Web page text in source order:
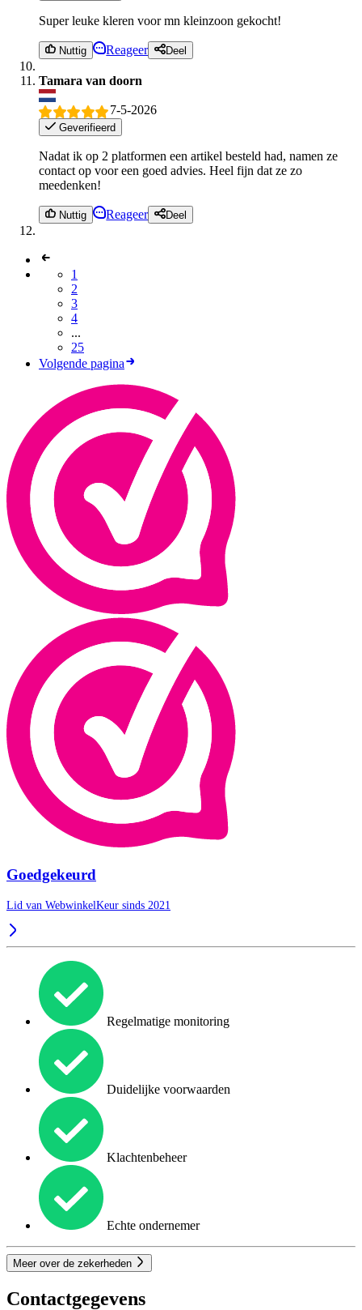
Super leuke kleren voor mn kleinzoon gekocht!
Nuttig Reageer Deel
Tamara van doorn
7-5-2026
Geverifieerd
Nadat ik op 2 platformen een artikel besteld had, namen ze
contact op voor een goed advies. Heel fijn dat ze zo
meedenken!
Nuttig Reageer Deel
1
2
3
4
...
25
Volgende pagina
Goedgekeurd
Lid van WebwinkelKeur sinds 2021
Regelmatige monitoring
Duidelijke voorwaarden
Klachtenbeheer
Echte ondernemer
Meer over de zekerheden
Contactgegevens